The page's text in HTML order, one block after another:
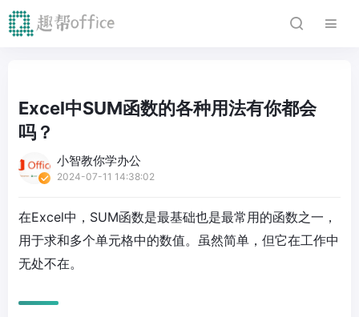
Excel中SUM函数的各种用法有你都会
吗？
小智教你学办公
2024-07-11 14:38:02
在Excel中，SUM函数是最基础也是最常用的函数之一，
用于求和多个单元格中的数值。虽然简单，但它在工作中
无处不在。